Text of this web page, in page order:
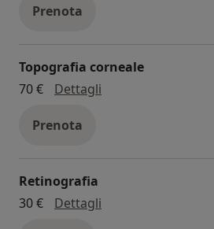
Prenota
Topografia corneale
70 €
Dettagli
Prenota
Retinografia
30 €
Dettagli